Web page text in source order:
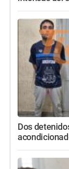
Dos